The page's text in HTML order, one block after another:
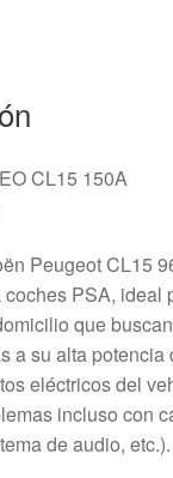
CL15 150A
Peugeot CL15
PSA, ideal
que
a su alta
eléctricos del
incluso con
de audio, etc.).